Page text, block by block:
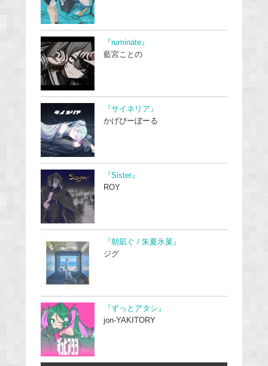
『ruminate』
藍宮ことの
『サイネリア』
かげぴーぼーる
『Sister』
ROY
『朝凪ぐ / 朱夏氷菓』
ジグ
『ずっとアタシ』
jon-YAKITORY